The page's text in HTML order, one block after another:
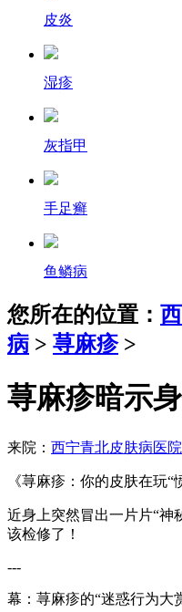
皮炎
湿疹
灰指甲
手足癣
鱼鳞病
您所在的位置：
病 > 荨麻疹>
荨麻疹暗示
来院： 西宁青北皮肤病医院
《荨麻疹：你的皮肤在玩“
近身上突然冒出一片片“神
该检修了！
---
幕：荨麻疹的“迷惑行为大